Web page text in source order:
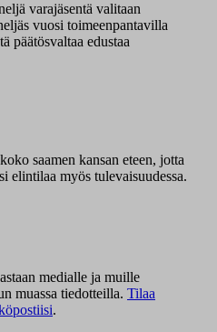
varajäsentä valitaan
vuosi toimeenpantavilla
päätösvaltaa edustaa
saamen kansan eteen, jotta
elintilaa myös tulevaisuudessa.
medialle ja muille
muassa tiedotteilla. Tilaa
.